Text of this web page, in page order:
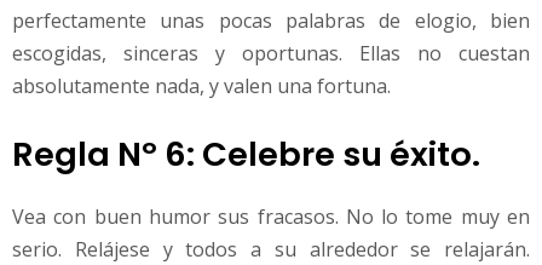
perfectamente unas pocas palabras de elogio, bien
escogidas, sinceras y oportunas. Ellas no cuestan
absolutamente nada, y valen una fortuna.
Regla Nº 6: Celebre su éxito.
Vea con buen humor sus fracasos. No lo tome muy en
serio. Relájese y todos a su alrededor se relajarán.